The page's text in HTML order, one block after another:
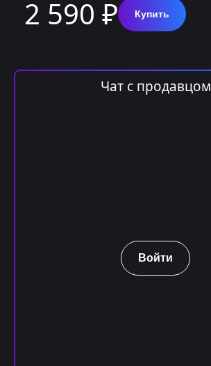
2 590 ₽ Купить
Чат с продавцом
Войти